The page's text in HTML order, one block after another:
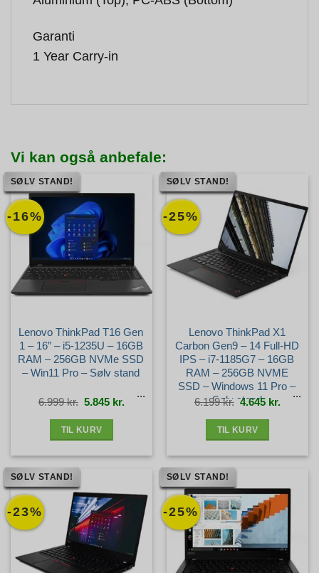
Garanti
1 Year Carry-in
Vi kan også anbefale:
-16%
SØLV STAND!
Lenovo ThinkPad T16 Gen
1 – 16″ – i5-1235U – 16GB
RAM – 256GB NVMe SSD
– Win11 Pro – Sølv stand
6.999kr. Den
oprindelige
pris
5.845 kr. Den
aktuelle
pris
TIL KURV
-25%
SØLV STAND!
Lenovo ThinkPad X1
Carbon Gen9 – 14 Full-HD
IPS – i7-1185G7 – 16GB
RAM – 256GB NVME
SSD – Windows 11 Pro –
Sølv stand
6.199kr. Den
oprindelige
pris
4.645 kr. Den
aktuelle
pris
TIL KURV
-23%
SØLV STAND!
-25%
SØLV STAND!